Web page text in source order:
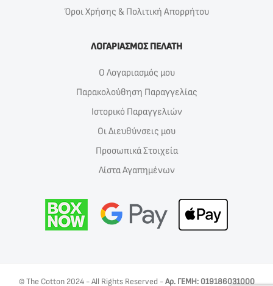
Όροι Χρήσης & Πολιτική Απορρήτου
ΛΟΓΑΡΙΑΣΜΟΣ ΠΕΛΑΤΗ
Ο Λογαριασμός μου
Παρακολούθηση Παραγγελίας
Ιστορικό Παραγγελιών
Οι Διευθύνσεις μου
Προσωπικά Στοιχεία
Λίστα Αγαπημένων
© The Cotton 2024 - All Rights Reserved -Αρ. ΓΕΜΗ: 019186031000